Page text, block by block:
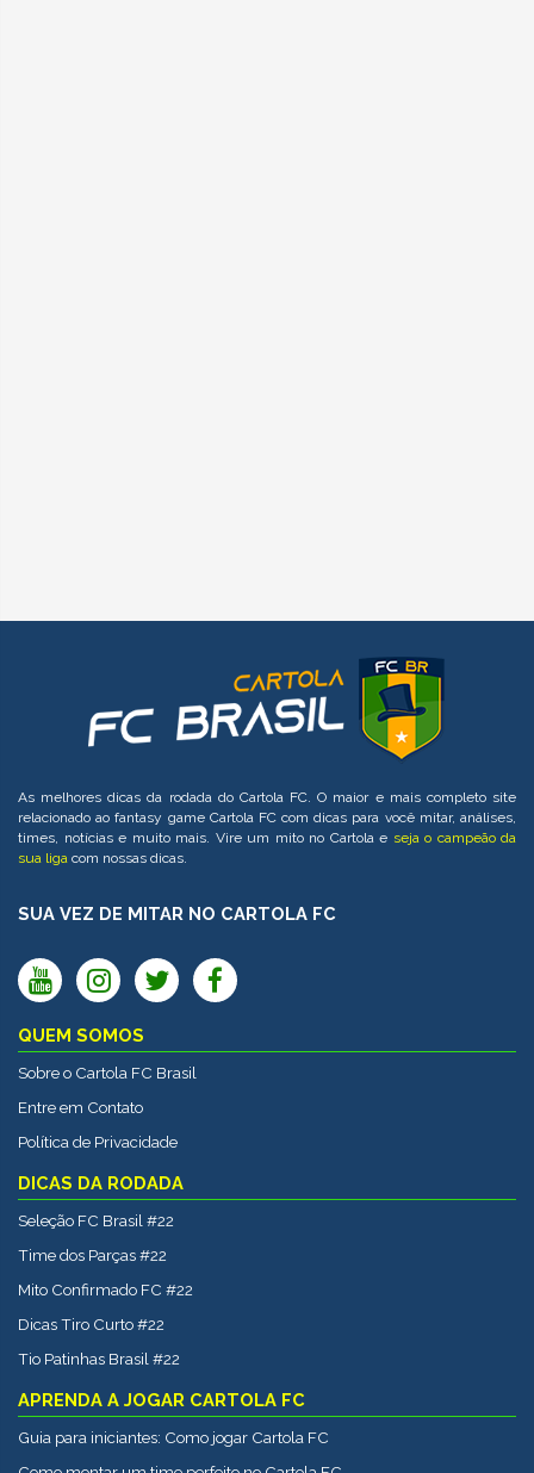
As melhores dicas da rodada do Cartola FC. O maior e mais completo site
relacionado ao fantasy game Cartola FC com dicas para você mitar, análises,
times, notícias e muito mais. Vire um mito no Cartola e seja o campeão da
sua liga com nossas dicas.
SUA VEZ DE MITAR NO CARTOLA FC
QUEM SOMOS
Sobre o Cartola FC Brasil
Entre em Contato
Política de Privacidade
DICAS DA RODADA
Seleção FC Brasil #22
Time dos Parças #22
Mito Confirmado FC #22
Dicas Tiro Curto #22
Tio Patinhas Brasil #22
APRENDA A JOGAR CARTOLA FC
Guia para iniciantes: Como jogar Cartola FC